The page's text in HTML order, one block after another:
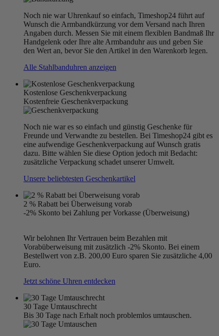
Noch nie war Uhrenkauf so einfach, Timeshop24 führt auf
Wunsch die Armbandkürzung vor dem Versand nach Ihren
Angaben durch. Messen Sie mit einem flexiblen Bandmaß Ihr
Handgelenk oder Ihre alte Armbanduhr aus und geben Sie
den Wert an, bevor Sie den Artikel in den Warenkorb legen.
Alle Stahlbanduhren anzeigen
Kostenlose Geschenkverpackung
Kostenfreie Geschenkverpackung
Noch nie war es so einfach und günstig Geschenke für
Freunde und Verwandte zu bestellen. Bei Timeshop24 gibt es
eine aufwendige Geschenkverpackung auf Wunsch gratis
dazu. Bitte wählen Sie diese Option jedoch mit Bedacht:
zusätzliche Verpackung schadet unserer Umwelt.
Unsere beliebtesten Geschenkartikel
2 % Rabatt bei Überweisung vorab
-2% Skonto bei Zahlung per Vorkasse (Überweisung)
Wir belohnen Ihr Vertrauen beim Bezahlen mit
Vorabüberweisung mit zusätzlich -2% Skonto. Bei einem
Bestellwert von z.B. 200,00 Euro sparen Sie zusätzliche 4,00
Euro.
Jetzt schöne Uhren entdecken
30 Tage Umtauschrecht
Bis 30 Tage nach Erhalt noch problemlos umtauschen.